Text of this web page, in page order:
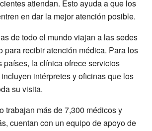
atiendan. Esto ayuda a que los
en dar la mejor atención posible.
de todo el mundo viajan a las sedes
para recibir atención médica. Para los
países, la clínica ofrece servicios
intérpretes y oficinas que los
su visita.
trabajan más de 7,300 médicos y
cuentan con un equipo de apoyo de